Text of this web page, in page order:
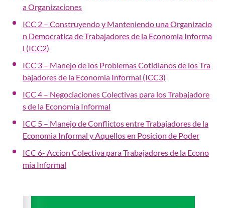
a Organizaciones
ICC 2 – Construyendo y Manteniendo una Organizacio
n Democratica de Trabajadores de la Economia Informa
l (ICC2)
ICC 3 – Manejo de los Problemas Cotidianos de los Tra
bajadores de la Economia Informal (ICC3)
ICC 4 – Negociaciones Colectivas para los Trabajadore
s de la Economia Informal
ICC 5 – Manejo de Conflictos entre Trabajadores de la
Economia Informal y Aquellos en Posicion de Poder
ICC 6- Accion Colectiva para Trabajadores de la Econo
mia Informal